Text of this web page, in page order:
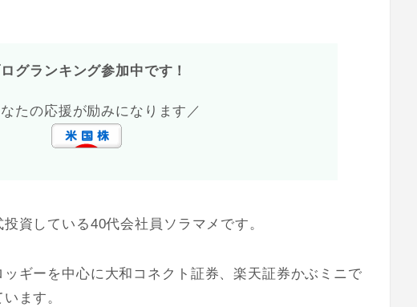
グランキング参加中です！
たの応援が励みになります／
資している40代会社員ソラマメです。
ギーを中心に大和コネクト証券、楽天証券かぶミニで
ます。